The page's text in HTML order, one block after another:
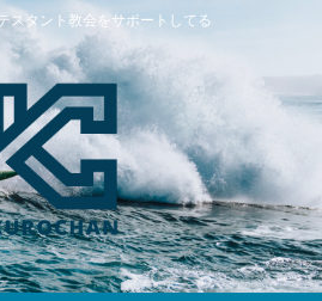
スタント教会をサポートしてる